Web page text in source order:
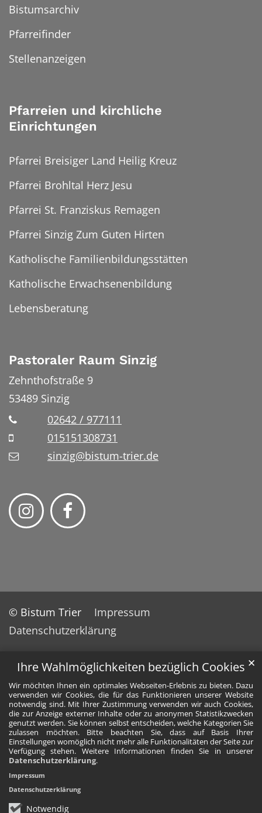
Ihre Wahlmöglichkeiten bezüglich Cookies
Wir möchten Ihnen ein optimales Webseiten-Erlebnis zu bieten. Dazu
verwenden wir Cookies, die für das Funktionieren unserer Website
notwendig sind. Mit Ihrer Zustimmung verwenden wir auch Cookies,
die zur Anzeige externer Inhalte oder zu anonymen Statistikzwecken
genutzt werden. Sie können selbst entscheiden, welche Kategorien Sie
zulassen möchten. Bitte beachten Sie, dass auf Basis Ihrer
Einstellungen womöglich nicht mehr alle Funktionalitäten der Seite zur
Verfügung stehen. Weitere Informationen finden Sie in unserer
Datenschutzerklärung.
Notwendig
✕
Impressum
Datenschutzerklärung
Bistumsarchiv
Pfarreifinder
Stellenanzeigen
Pfarreien und kirchliche
Einrichtungen
Pfarrei Breisiger Land Heilig Kreuz
Pfarrei Brohltal Herz Jesu
Pfarrei St. Franziskus Remagen
Pfarrei Sinzig Zum Guten Hirten
Katholische Familienbildungsstätten
Katholische Erwachsenenbildung
Lebensberatung
Pastoraler Raum Sinzig
Zehnthofstraße 9
53489 Sinzig
02642 / 977111
015151308731
sinzig@bistum-trier.de
© Bistum Trier
Impressum
Datenschutzerklärung